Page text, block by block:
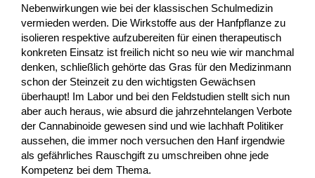
Nebenwirkungen wie bei der klassischen Schulmedizin
vermieden werden. Die Wirkstoffe aus der Hanfpflanze zu
isolieren respektive aufzubereiten für einen therapeutisch
konkreten Einsatz ist freilich nicht so neu wie wir manchmal
denken, schließlich gehörte das Gras für den Medizinmann
schon der Steinzeit zu den wichtigsten Gewächsen
überhaupt! Im Labor und bei den Feldstudien stellt sich nun
aber auch heraus, wie absurd die jahrzehntelangen Verbote
der Cannabinoide gewesen sind und wie lachhaft Politiker
aussehen, die immer noch versuchen den Hanf irgendwie
als gefährliches Rauschgift zu umschreiben ohne jede
Kompetenz bei dem Thema.